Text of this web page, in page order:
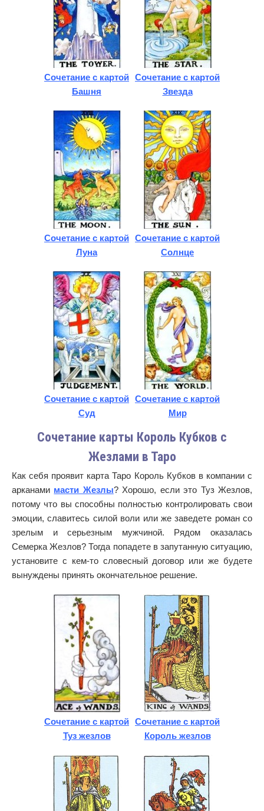
Сочетание с картой
Башня
Сочетание с картой
Звезда
Сочетание с картой
Луна
Сочетание с картой
Солнце
Сочетание с картой
Суд
Сочетание с картой
Мир
Сочетание карты Король Кубков с
Жезлами в Таро
Как себя проявит карта Таро Король Кубков в компании с
арканами масти Жезлы? Хорошо, если это Туз Жезлов,
потому что вы способны полностью контролировать свои
эмоции, славитесь силой воли или же заведете роман со
зрелым и серьезным мужчиной. Рядом оказалась
Семерка Жезлов? Тогда попадете в запутанную ситуацию,
установите с кем-то словесный договор или же будете
вынуждены принять окончательное решение.
Сочетание с картой
Туз жезлов
Сочетание с картой
Король жезлов